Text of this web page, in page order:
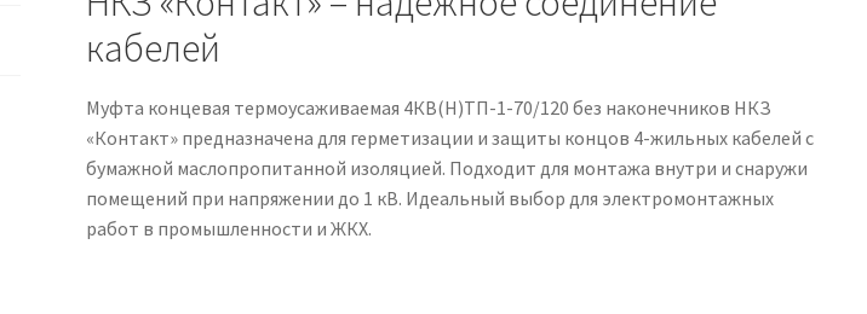
кабелей
Муфта концевая термоусаживаемая 4КВ(Н)ТП-1-70/120 без наконечников НКЗ
«Контакт» предназначена для герметизации и защиты концов 4-жильных кабелей с
бумажной маслопропитанной изоляцией. Подходит для монтажа внутри и снаружи
помещений при напряжении до 1 кВ. Идеальный выбор для электромонтажных
работ в промышленности и ЖКХ.